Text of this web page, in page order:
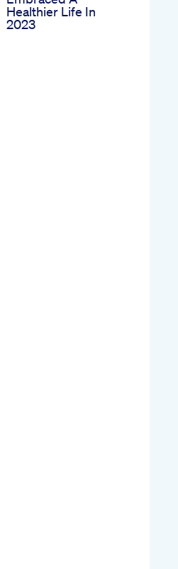
Healthier Life In
2023